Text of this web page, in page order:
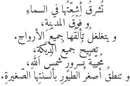
تُشرقُ أشعّتُها في السماءِ
و فَوْقَ المدينةِ،
و يتغلغلُ تألقُها جميعَ الأرواحِ.
تصيحُ جميعُ الدّيَكةِ،
مُحيّيةً بسرورٍ شمسَ اللَّهِ،
و تنطقُ أصغرُ الطيورِ بألسنتِها الصّغيرةِ.